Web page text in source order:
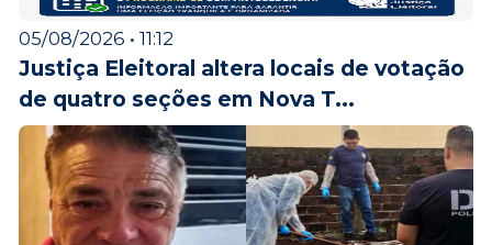
05/08/2026 • 11:12
Justiça Eleitoral altera locais de votação
de quatro seções em Nova T...